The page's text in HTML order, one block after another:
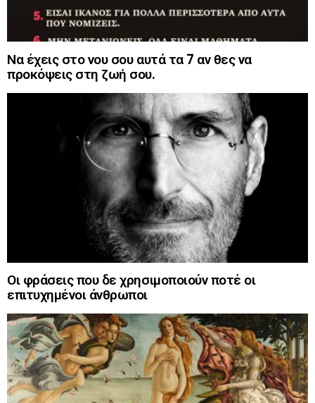
Να έχεις στο νου σου αυτά τα 7 αν θες να
προκόψεις στη ζωή σου.
Οι φράσεις που δε χρησιμοποιούν ποτέ οι
επιτυχημένοι άνθρωποι